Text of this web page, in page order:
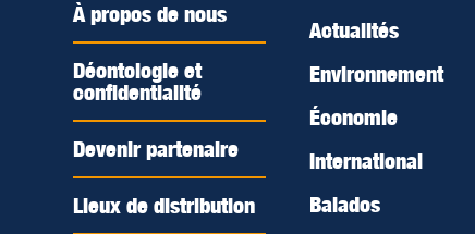
À propos de nous
Déontologie et
confidentialité
Devenir partenaire
Lieux de distribution
Actualités
Environnement
Économie
International
Balados